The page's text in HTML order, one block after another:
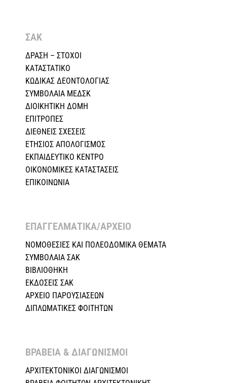
ΣΑΚ
ΔΡΑΣΗ – ΣΤΟΧΟΙ
ΚΑΤΑΣΤΑΤΙΚΟ
ΚΩΔΙΚΑΣ ΔΕΟΝΤΟΛΟΓΙΑΣ
ΣΥΜΒΟΛΑΙΑ ΜΕΔΣΚ
ΔΙΟΙΚΗΤΙΚΗ ΔΟΜΗ
ΕΠΙΤΡΟΠΕΣ
ΔΙΕΘΝΕΙΣ ΣΧΕΣEIΣ
ΕΤΗΣΙΟΣ ΑΠΟΛΟΓΙΣΜΟΣ
ΕΚΠΑΙΔΕΥΤΙΚΟ ΚΕΝΤΡΟ
ΟΙΚΟΝΟΜΙΚΕΣ ΚΑΤΑΣΤΑΣΕΙΣ
ΕΠΙΚΟΙΝΩΝΙΑ
ΕΠΑΓΓΕΛΜΑΤΙΚΑ/ΑΡΧΕΙΟ ​
ΝΟΜΟΘΕΣΙΕΣ KAI ΠΟΛΕΟΔΟΜΙΚΑ ΘΕΜΑΤΑ
ΣΥΜΒΟΛΑΙΑ ΣΑΚ
ΒΙΒΛΙΟΘΗΚΗ
ΕΚΔΟΣΕΙΣ ΣΑΚ
ΑΡΧΕΙΟ ΠΑΡΟΥΣΙΑΣΕΩΝ
ΔΙΠΛΩΜΑΤΙΚΕΣ ΦΟΙΤΗΤΩΝ
ΒΡΑΒΕΙΑ & ΔΙΑΓΩΝΙΣΜΟΙ ​
ΑΡΧΙΤΕΚΤΟΝΙΚΟΙ ΔΙΑΓΩΝΙΣΜΟΙ